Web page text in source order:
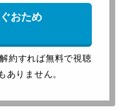
おため
約すれば無料で視聴
ありません。